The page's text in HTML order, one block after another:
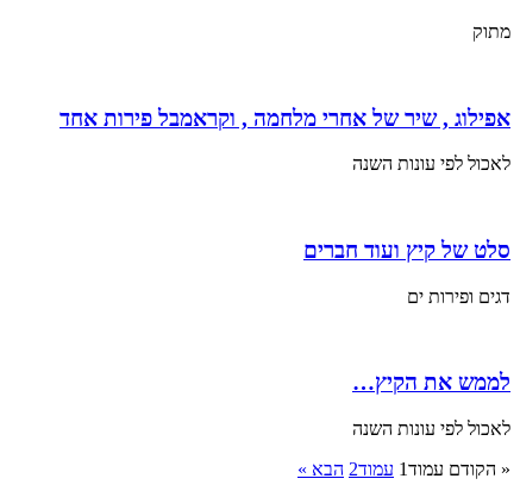
מתוק
אפילוג , שיר של אחרי מלחמה , וקראמבל פירות אחד
לאכול לפי עונות השנה
סלט של קיץ ועוד חברים
דגים ופירות ים
לממש את הקיץ…
לאכול לפי עונות השנה
« הקודם עמוד1 עמוד2 הבא »